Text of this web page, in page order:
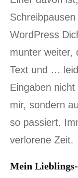
WordPress
munter weiter,
Text und …
Eingaben
mir, sondern
so passiert.
verlorene Zeit.
Mein